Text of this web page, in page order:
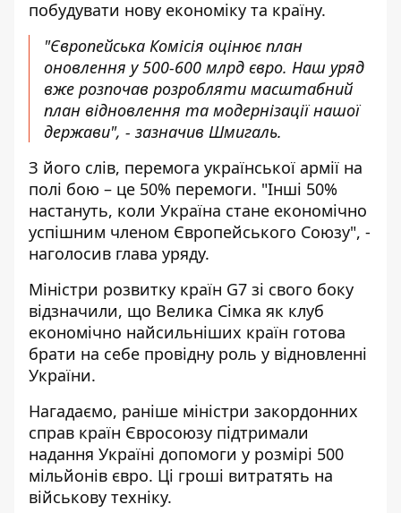
побудувати нову економіку та країну.
"Європейська Комісія оцінює план
оновлення у 500-600 млрд євро. Наш уряд
вже розпочав розробляти масштабний
план відновлення та модернізації нашої
держави", - зазначив Шмигаль.
З його слів, перемога української армії на
полі бою – це 50% перемоги. "Інші 50%
настануть, коли Україна стане економічно
успішним членом Європейського Союзу", -
наголосив глава уряду.
Міністри розвитку країн G7 зі свого боку
відзначили, що Велика Сімка як клуб
економічно найсильніших країн готова
брати на себе провідну роль у відновленні
України.
Нагадаємо, раніше міністри закордонних
справ країн Євросоюзу підтримали
надання Україні допомоги у розмірі 500
мільйонів євро. Ці гроші витратять на
військову техніку.